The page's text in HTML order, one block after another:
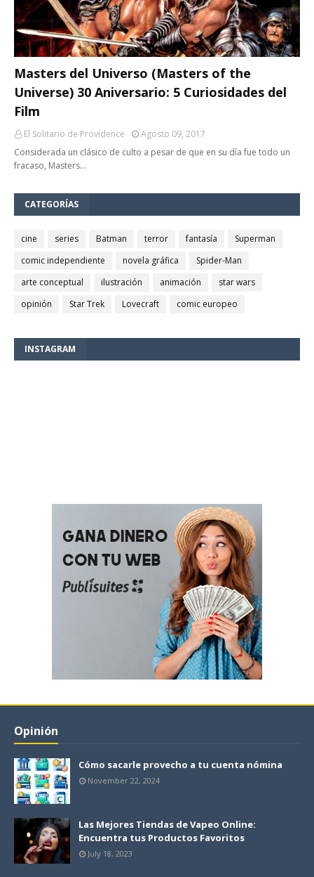
Masters del Universo (Masters of the
Universe) 30 Aniversario: 5 Curiosidades del
Film
El Solitario de Providence
Agosto 09, 2017
Considerada un clásico de culto a pesar de que en su día fue todo un
fracaso, Masters…
CATEGORÍAS
cine series Batman terror fantasía
Superman
comic independiente
novela gráfica
Spider-Man
arte conceptual
ilustración animación
star wars
opinión
Star Trek Lovecraft comic europeo
INSTAGRAM
Opinión
Cómo sacarle provecho a tu cuenta nómina
November 22, 2024
Las Mejores Tiendas de Vapeo Online:
Encuentra tus Productos Favoritos
July 18, 2023